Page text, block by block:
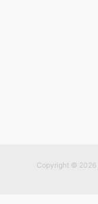
Copyright © 2026